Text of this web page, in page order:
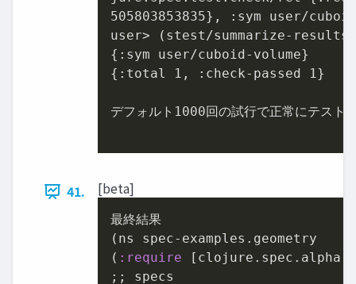
505803853835}, :sym user/
user> (stest/summarize-
{:sym user/cuboid-volume}
{:total 1, :check-passed 1}
デフォルト1000回の試⾏で正常にテスト
41. [beta]
最終結果
(ns spec-examples.geometry
( :require [clojure.spec.alpha
;; specs